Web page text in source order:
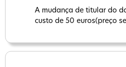
A mudança de titular do
custo de 50 euros(preço